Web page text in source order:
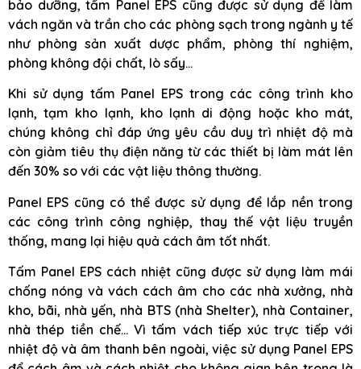
bảo dưỡng, tấm Panel EPS cũng được sử dụng để làm
vách ngăn và trần cho các phòng sạch trong ngành y tế
như phòng sản xuất dược phẩm, phòng thí nghiệm,
phòng không đội chất, lò sấy…
Khi sử dụng tấm Panel EPS trong các công trình kho
lạnh, tạm kho lạnh, kho lạnh di động hoặc kho mát,
chúng không chỉ đáp ứng yêu cầu duy trì nhiệt độ mà
còn giảm tiêu thụ điện năng từ các thiết bị làm mát lên
đến 30% so với các vật liệu thông thường.
Panel EPS cũng có thể được sử dụng để lắp nền trong
các công trình công nghiệp, thay thế vật liệu truyền
thống, mang lại hiệu quả cách âm tốt nhất.
Tấm Panel EPS cách nhiệt cũng được sử dụng làm mái
chống nóng và vách cách âm cho các nhà xưởng, nhà
kho, bãi, nhà yến, nhà BTS (nhà Shelter), nhà Container,
nhà thép tiền chế… Vì tấm vách tiếp xúc trực tiếp với
nhiệt độ và âm thanh bên ngoài, việc sử dụng Panel EPS